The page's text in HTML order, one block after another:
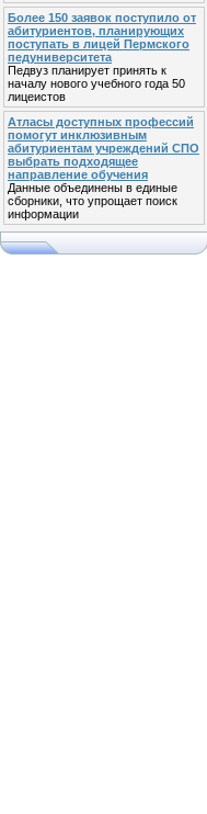
Более 150 заявок поступило от
абитуриентов, планирующих
поступать в лицей Пермского
педуниверситета
Педвуз планирует принять к
началу нового учебного года 50
лицеистов
Атласы доступных профессий
помогут инклюзивным
абитуриентам учреждений СПО
выбрать подходящее
направление обучения
Данные объединены в единые
сборники, что упрощает поиск
информации